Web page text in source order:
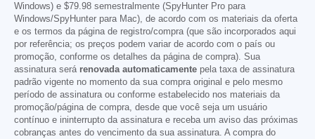
Windows) e $79.98 semestralmente (SpyHunter Pro para
Windows/SpyHunter para Mac), de acordo com os materiais da oferta
e os termos da página de registro/compra (que são incorporados aqui
por referência; os preços podem variar de acordo com o país ou
promoção, conforme os detalhes da página de compra). Sua
assinatura será renovada automaticamente pela taxa de assinatura
padrão vigente no momento da sua compra original e pelo mesmo
período de assinatura ou conforme estabelecido nos materiais da
promoção/página de compra, desde que você seja um usuário
contínuo e ininterrupto da assinatura e receba um aviso das próximas
cobranças antes do vencimento da sua assinatura. A compra do